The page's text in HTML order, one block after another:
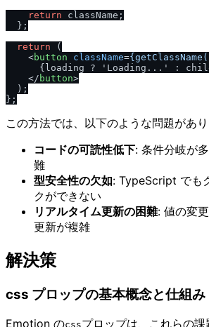
return className;
  };
return (
<button className=
{loading ? 'Loading...' :
</ button>
  );
この方法では、以下のような問題があり
コードの可読性低下: 条件分岐が
難
型安全性の欠如: TypeScript でも
クができない
リアルタイム更新の困難: 値の変
更新が複雑
解決策
css プロップの基本概念と仕組み
Emotion のcssプロップは、これらの